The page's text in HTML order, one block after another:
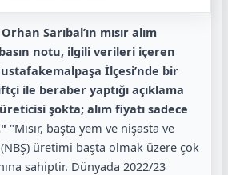
Sarıbal’ın mısır alım
notu, ilgili verileri içeren
İlçesi’nde bir
ile beraber yaptığı açıklama
üreticisi şokta; alım fiyatı sadece
"Mısır, başta yem ve nişasta ve
üretimi başta olmak üzere çok
sahiptir. Dünyada 2022/23